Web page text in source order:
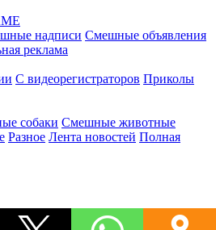
надписи Смешные объявления
реклама
С видеорегистраторов Приколы
собаки Смешные животные
Разное Лента новостей Полная